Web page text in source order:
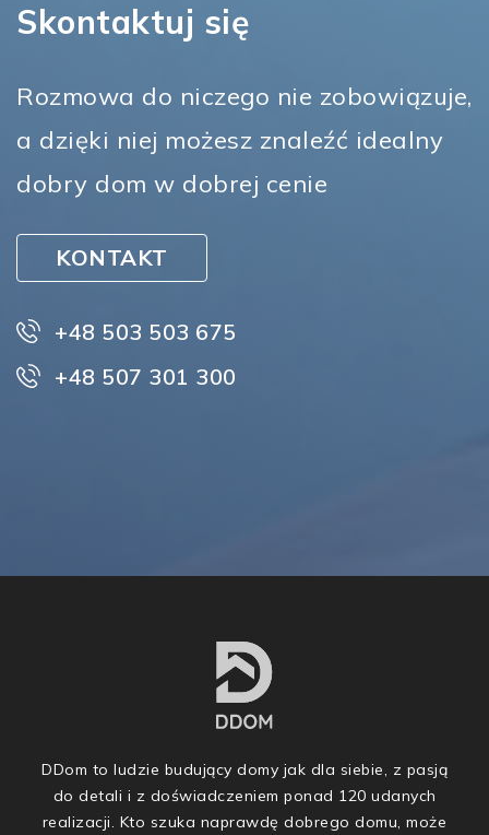
Skontaktuj się
Rozmowa do niczego nie zobowiązuje,
a dzięki niej możesz znaleźć idealny
dobry dom w dobrej cenie
KONTAKT
+48 503 503 675
+48 507 301 300
DDom to ludzie budujący domy jak dla siebie, z pasją
do detali i z doświadczeniem ponad 120 udanych
realizacji. Kto szuka naprawdę dobrego domu, może